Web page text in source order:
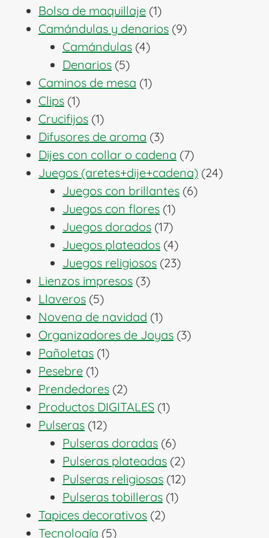
Bolsa de maquillaje 11
producto
Camándulas y denarios 99
Camándulas 44
Denarios 55
productos
Caminos de mesa 11
Clips 11
producto
Crucifijos 11
producto
Difusores de aroma 33
productos
Dijes con collar o cadena 77
productos
Juegos (aretes+dije+cadena) 2424
Juegos con brillantes 66
Juegos con flores 11
producto
Juegos dorados 1717
productos
Juegos plateados 44
productos
Juegos religiosos 2323
Lienzos impresos 33
Llaveros 55
productos
Novena de navidad 11
producto
Organizadores de Joyas 33
Pañoletas 11
Pesebre 11
producto
Prendedores 22
productos
Productos DIGITALES 11
Pulseras 1212
productos
Pulseras doradas 66
productos
Pulseras plateadas 22
productos
Pulseras religiosas 1212
Pulseras tobilleras 11
Tapices decorativos 22
Tecnología 55